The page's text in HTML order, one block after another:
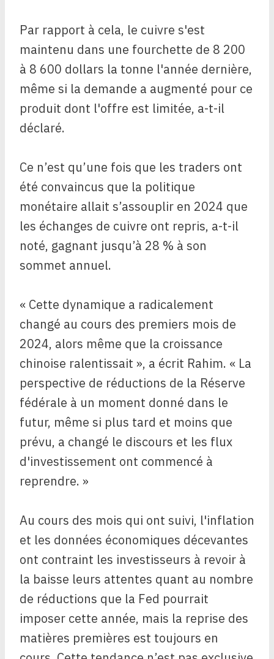
Par rapport à cela, le cuivre s'est
maintenu dans une fourchette de 8 200
à 8 600 dollars la tonne l'année dernière,
même si la demande a augmenté pour ce
produit dont l'offre est limitée, a-t-il
déclaré.
Ce n’est qu’une fois que les traders ont
été convaincus que la politique
monétaire allait s’assouplir en 2024 que
les échanges de cuivre ont repris, a-t-il
noté, gagnant jusqu’à 28 % à son
sommet annuel.
« Cette dynamique a radicalement
changé au cours des premiers mois de
2024, alors même que la croissance
chinoise ralentissait », a écrit Rahim. « La
perspective de réductions de la Réserve
fédérale à un moment donné dans le
futur, même si plus tard et moins que
prévu, a changé le discours et les flux
d'investissement ont commencé à
reprendre. »
Au cours des mois qui ont suivi, l'inflation
et les données économiques décevantes
ont contraint les investisseurs à revoir à
la baisse leurs attentes quant au nombre
de réductions que la Fed pourrait
imposer cette année, mais la reprise des
matières premières est toujours en